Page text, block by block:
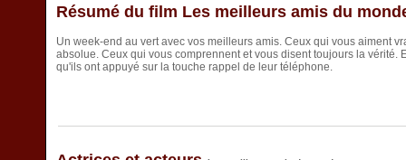
Résumé du film Les meilleurs amis du
Un week-end au vert avec vos meilleurs amis. Ceux qui vous aiment
absolue. Ceux qui vous comprennent et vous disent toujours la vérité.
qu'ils ont appuyé sur la touche rappel de leur téléphone.